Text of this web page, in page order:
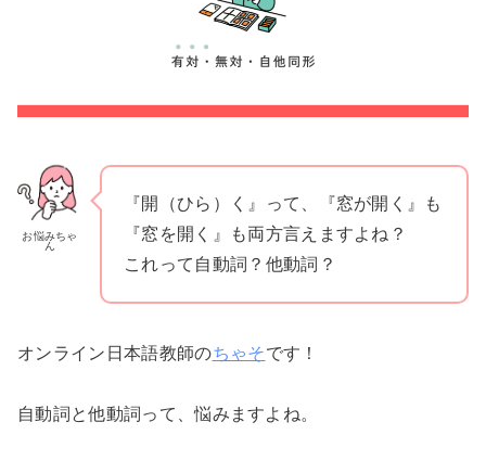
お悩みちゃ
ん
『開（ひら）く』って、『窓が開く』も
『窓を開く』も両方言えますよね？
これって自動詞？他動詞？
オンライン日本語教師のちゃそです！
自動詞と他動詞って、悩みますよね。